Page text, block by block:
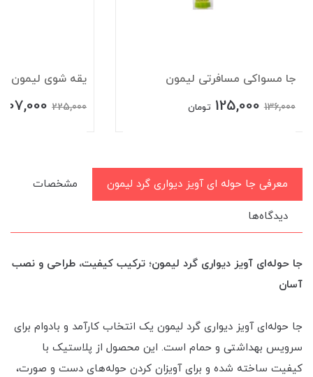
جا مسواکی مسافرتی لیمون
136,000
125,000 تومان
یقه شوی لیمون
225,000
207,000
معرفی جا حوله ای آویز دیواری گرد لیمون مشخصات
دیدگاه‌ها
جا حوله‌ای آویز دیواری گرد لیمون؛ ترکیب کیفیت، طراحی و نصب
آسان
جا حوله‌ای آویز دیواری گرد لیمون یک انتخاب کارآمد و بادوام برای
سرویس بهداشتی و حمام است. این محصول از پلاستیک با
کیفیت ساخته شده و برای آویزان کردن حوله‌های دست و صورت،